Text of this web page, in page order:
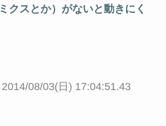
クスとか）がないと動きにく
2014/08/03(日) 17:04:51.43